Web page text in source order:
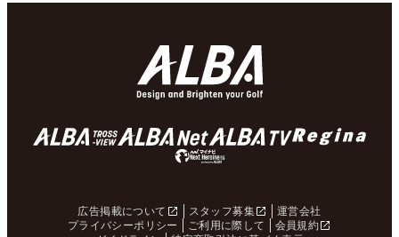
広告掲載について スタッフ募集
運営会社
プライバシーポリシー
ご利用に際して
会員規約